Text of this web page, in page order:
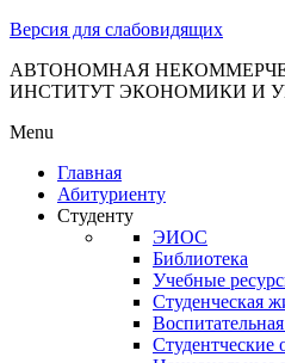
Версия для слабовидящих
АВТОНОМНАЯ
ИНСТИТУТ ЭКОНОМИКИ И
Menu
Главная
Абитуриенту
Студенту
ЭИОС
Библиотека
Учебные
Студенческая
Студентческие